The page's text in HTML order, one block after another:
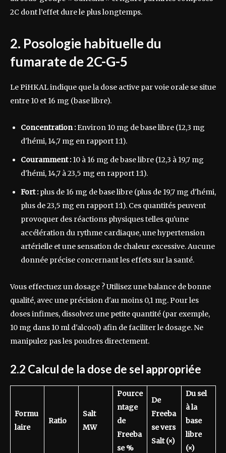
2C dont l’effet dure le plus longtemps.
2. Posologie habituelle du
fumarate de 2C-G-5
Le PiHKAL indique que la dose active par voie orale se situe
entre 10 et 16 mg (base libre).
Concentration :Environ 10 mg de base libre (12,3 mg
d'hémi, 14,7 mg en rapport 1:1).
Couramment :10 à 16 mg de base libre (12,3 à 19,7 mg
d'hémi, 14,7 à 23,5 mg en rapport 1:1).
Fort :plus de 16 mg de base libre (plus de 19,7 mg d'hémi,
plus de 23,5 mg en rapport 1:1). Ces quantités peuvent
provoquer des réactions physiques telles qu'une
accélération du rythme cardiaque, une hypertension
artérielle et une sensation de chaleur excessive. Aucune
donnée précise concernant les effets sur la santé.
Vous effectuez un dosage ? Utilisez une balance de bonne
qualité, avec une précision d'au moins 0,1 mg. Pour les
doses infimes, dissolvez une petite quantité (par exemple,
10 mg dans 10 ml d'alcool) afin de faciliter le dosage. Ne
manipulez pas les poudres directement.
2.2 Calcul de la dose de sel appropriée
Formu
laire
Ratio
Salt
MW
Pource
ntage
de
Freeba
se %
De
Freeba
se vers
Salt (×)
Du sel
à la
base
libre
(×)